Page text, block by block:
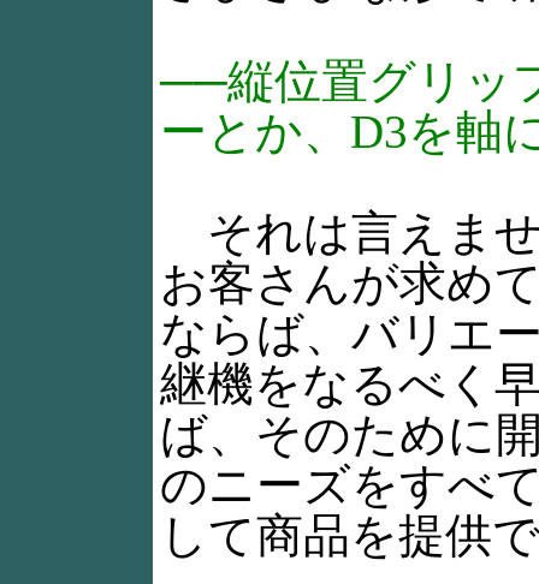
──縦位置グリッ
ーとか、D3を軸
それは言えま
お客さんが求め
ならば、バリエ
継機をなるべく
ば、そのために
のニーズをすべ
して商品を提供